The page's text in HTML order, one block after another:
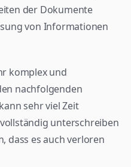
der Dokumente
von Informationen
komplex und
nachfolgenden
sehr viel Zeit
unterschreiben
dass es auch verloren